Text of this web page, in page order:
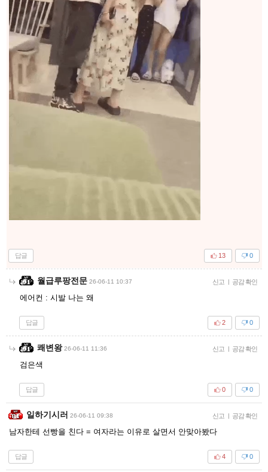
답글 0
13
월급루팡전문 26-06-11 10:37 신고 | 공감 확인
에어컨 : 시발 나는 왜
답글 0
2
쾌변왕 26-06-11 11:36 신고 | 공감 확인
검은색
답글 0
0
일하기시러 26-06-11 09:38 신고 | 공감 확인
남자한테 선빵을 친다 = 여자라는 이유로 살면서 안맞아봤다
답글 0
4